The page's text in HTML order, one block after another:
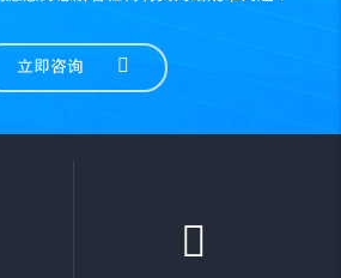
立即咨询